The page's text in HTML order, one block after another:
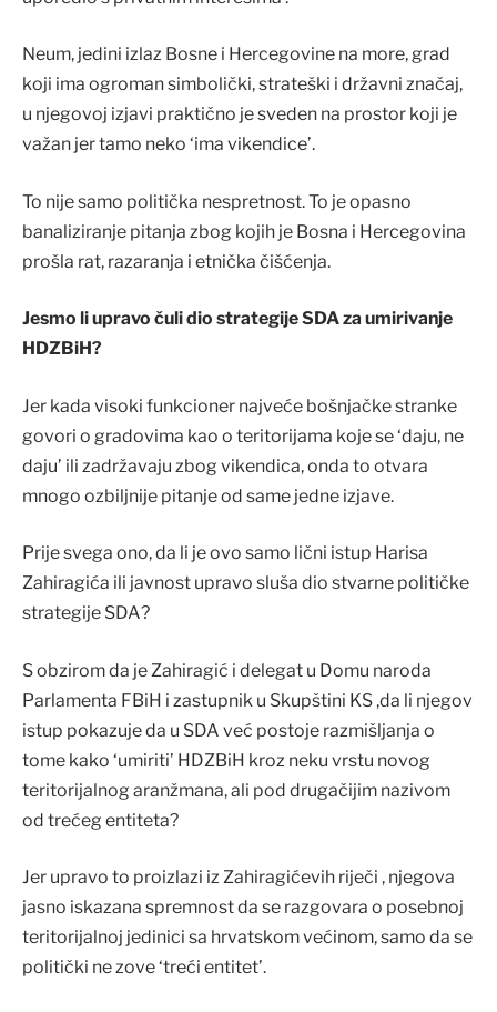
Neum, jedini izlaz Bosne i Hercegovine na more, grad
koji ima ogroman simbolički, strateški i državni značaj,
u njegovoj izjavi praktično je sveden na prostor koji je
važan jer tamo neko ‘ima vikendice’.
To nije samo politička nespretnost. To je opasno
banaliziranje pitanja zbog kojih je Bosna i Hercegovina
prošla rat, razaranja i etnička čišćenja.
Jesmo li upravo čuli dio strategije SDA za umirivanje
HDZBiH?
Jer kada visoki funkcioner najveće bošnjačke stranke
govori o gradovima kao o teritorijama koje se ‘daju, ne
daju’ ili zadržavaju zbog vikendica, onda to otvara
mnogo ozbiljnije pitanje od same jedne izjave.
Prije svega ono, da li je ovo samo lični istup Harisa
Zahiragića ili javnost upravo sluša dio stvarne političke
strategije SDA?
S obzirom da je Zahiragić i delegat u Domu naroda
Parlamenta FBiH i zastupnik u Skupštini KS ,da li njegov
istup pokazuje da u SDA već postoje razmišljanja o
tome kako ‘umiriti’ HDZBiH kroz neku vrstu novog
teritorijalnog aranžmana, ali pod drugačijim nazivom
od trećeg entiteta?
Jer upravo to proizlazi iz Zahiragićevih riječi , njegova
jasno iskazana spremnost da se razgovara o posebnoj
teritorijalnoj jedinici sa hrvatskom većinom, samo da se
politički ne zove ‘treći entitet’.